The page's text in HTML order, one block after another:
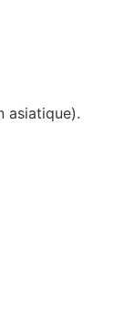
asiatique).